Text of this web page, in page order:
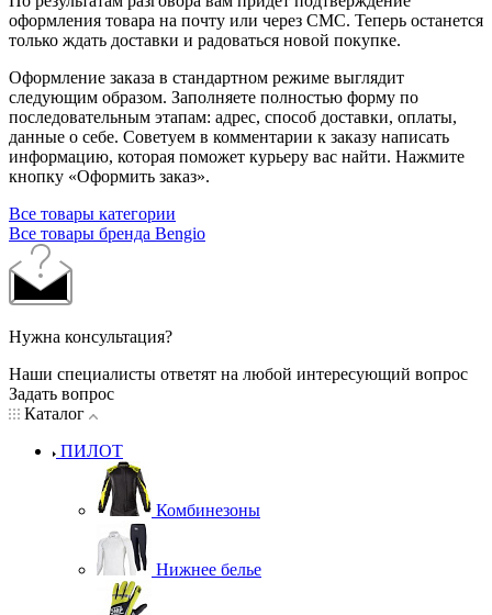
оформления товара на почту или через СМС. Теперь останется
только ждать доставки и радоваться новой покупке.
Оформление заказа в стандартном режиме выглядит
следующим образом. Заполняете полностью форму по
последовательным этапам: адрес, способ доставки, оплаты,
данные о себе. Советуем в комментарии к заказу написать
информацию, которая поможет курьеру вас найти. Нажмите
кнопку «Оформить заказ».
Все товары категории
Все товары бренда Bengio
Нужна консультация?
Наши специалисты ответят на любой интересующий вопрос
Задать вопрос
Каталог
ПИЛОТ
Комбинезоны
Нижнее белье